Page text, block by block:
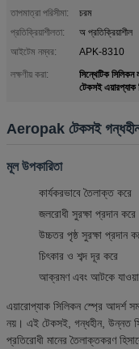
তাপমাত্রা পরিসীমা:
চরম
প্রতিক্রিয়াশীলতা:
অ প্রতিক্রিয়াশীল
আইটেম নম্বর:
APK-8310
লক্ষণীয় করা:
সিন্থেটিক সিলিকন
টেকসই এয়ারপ্যাক
Aeropak টেকসই গন্ধহীন
মূল উপকারিতা
কার্যকরভাবে তৈলাক্ত করে
জলরোধী সুরক্ষা প্রদান করে
উচ্চতর পৃষ্ঠ সুরক্ষা প্রদান
চিৎকার ও শব্দ দূর করে
আক্রমণ এবং আটকে
এয়ারোপ্যাক সিলিকন স্প্রে আদর্শ
নয়। এই টেকসই, গন্ধহীন, উন্নত
প্রতিরোধী মানের তৈলাক্তকরণ